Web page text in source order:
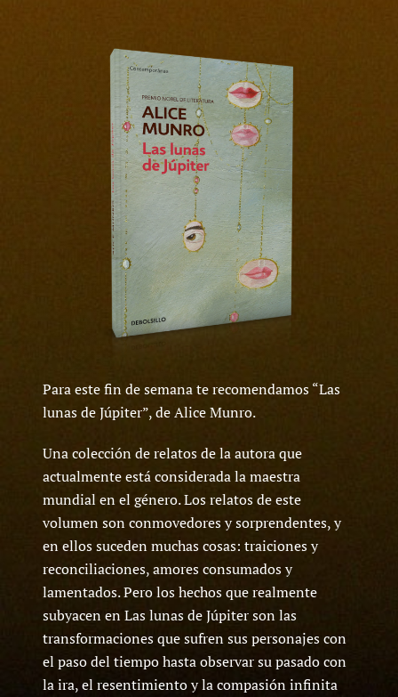
Para este fin de semana te recomendamos “Las
lunas de Júpiter”, de Alice Munro.
Una colección de relatos de la autora que
actualmente está considerada la maestra
mundial en el género. Los relatos de este
volumen son conmovedores y sorprendentes, y
en ellos suceden muchas cosas: traiciones y
reconciliaciones, amores consumados y
lamentados. Pero los hechos que realmente
subyacen en Las lunas de Júpiter son las
transformaciones que sufren sus personajes con
el paso del tiempo hasta observar su pasado con
la ira, el resentimiento y la compasión infinita